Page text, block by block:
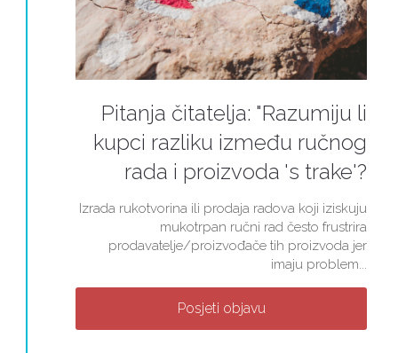
Pitanja čitatelja: "Razumiju li
kupci razliku između ručnog
rada i proizvoda 's trake'?
Izrada rukotvorina ili prodaja radova koji iziskuju
mukotrpan ručni rad često frustrira
prodavatelje/proizvođače tih proizvoda jer
imaju problem...
Posjeti objavu